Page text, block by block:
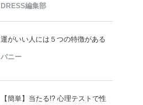
DRESS編集部
運がいい人には５つの特徴がある
バニー
【簡単】当たる!? 心理テストで性